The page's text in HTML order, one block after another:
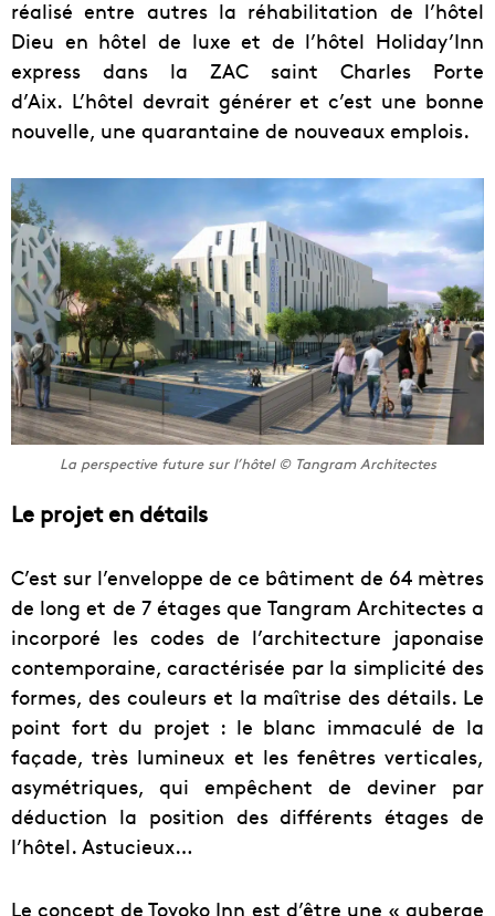
réalisé entre autres la réhabilitation de l’hôtel
Dieu en hôtel de luxe et de l’hôtel Holiday’Inn
express dans la ZAC saint Charles Porte
d’Aix. L’hôtel devrait générer et c’est une bonne
nouvelle, une quarantaine de nouveaux emplois.
La perspective future sur l’hôtel © Tangram Architectes
Le projet en détails
C’est sur l’enveloppe de ce bâtiment de 64 mètres
de long et de 7 étages que Tangram Architectes a
incorporé les codes de l’architecture japonaise
contemporaine, caractérisée par la simplicité des
formes, des couleurs et la maîtrise des détails. Le
point fort du projet : le blanc immaculé de la
façade, très lumineux et les fenêtres verticales,
asymétriques, qui empêchent de deviner par
déduction la position des différents étages de
l’hôtel. Astucieux…
Le concept de Toyoko Inn est d’être une « auberge